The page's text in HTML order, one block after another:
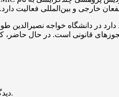
خارجی و بین‌المللی فعالیت دارد.
در دانشگاه خواجه نصیرالدین
مجوزهای قانونی است. در حال
منتشر خواهد شد.